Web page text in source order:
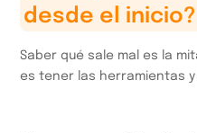
desde el inicio?
Saber qué sale mal es la
es tener las herramientas